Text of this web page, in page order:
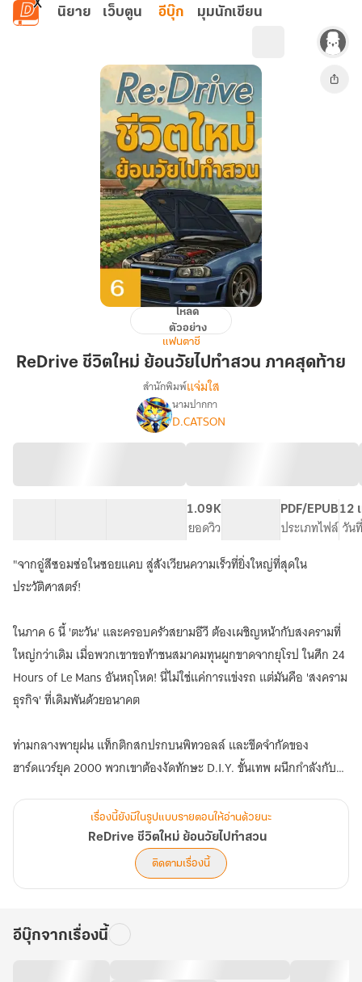
ข้ามไปยังเนื้อหาหลัก
นิยาย เว็บตูน อีบุ๊ก มุมนักเขียน
ReDrive
ใหม่
สุดท้าย
โหลด
ตัวอย่าง
แฟนตาซี
ReDrive ชีวิตใหม่ ย้อนวัยไปทำสวน ภาคสุดท้าย
เรื่องReDrive
ชีวิต
ใหม่
ไป
ทำ
สวน
สำนักพิมพ์แจ่มใส
นามปากกา
D.CATSON
1.09K
ยอดวิว
PDF/EPUB
ประเภทไฟล์
12
วัน
"จากอู่สีซอมซ่อในซอยแคบ สู่สังเวียนความเร็วที่ยิ่งใหญ่ที่สุดใน
ประวัติศาสตร์!
ในภาค 6 นี้ 'ตะวัน' และครอบครัวสยามอีวี ต้องเผชิญหน้ากับสงครามที่
ใหญ่กว่าเดิม เมื่อพวกเขาขอท้าชนสมาคมทุนผูกขาดจากยุโรป ในศึก 24
Hours of Le Mans อันหฤโหด! นี่ไม่ใช่แค่การแข่งรถ แต่มันคือ 'สงคราม
ธุรกิจ' ที่เดิมพันด้วยอนาคต
ท่ามกลางพายุฝน แท็กติกสกปรกบนพิทวอลล์ และขีดจำกัดของ
ฮาร์ดแวร์ยุค 2000 พวกเขาต้องงัดทักษะ D.I.Y. ขั้นเทพ ผนึกกำลังกับ
เตรียมพบกับบทสรุปสุดอิ่มเอมใจ การสร้าง Dream Factory และกำเนิด
'Siam KAMIN' ยนตรกรรมไฟฟ้าที่จะมาเปลี่ยนโลกใบนี้ไปตลอดกาล!"
เรื่องนี้ยังมีในรูปแบบรายตอนให้อ่านด้วยนะ
ReDrive ชีวิตใหม่ ย้อนวัยไปทำสวน
ติดตามเรื่องนี้
อีบุ๊กจากเรื่องนี้